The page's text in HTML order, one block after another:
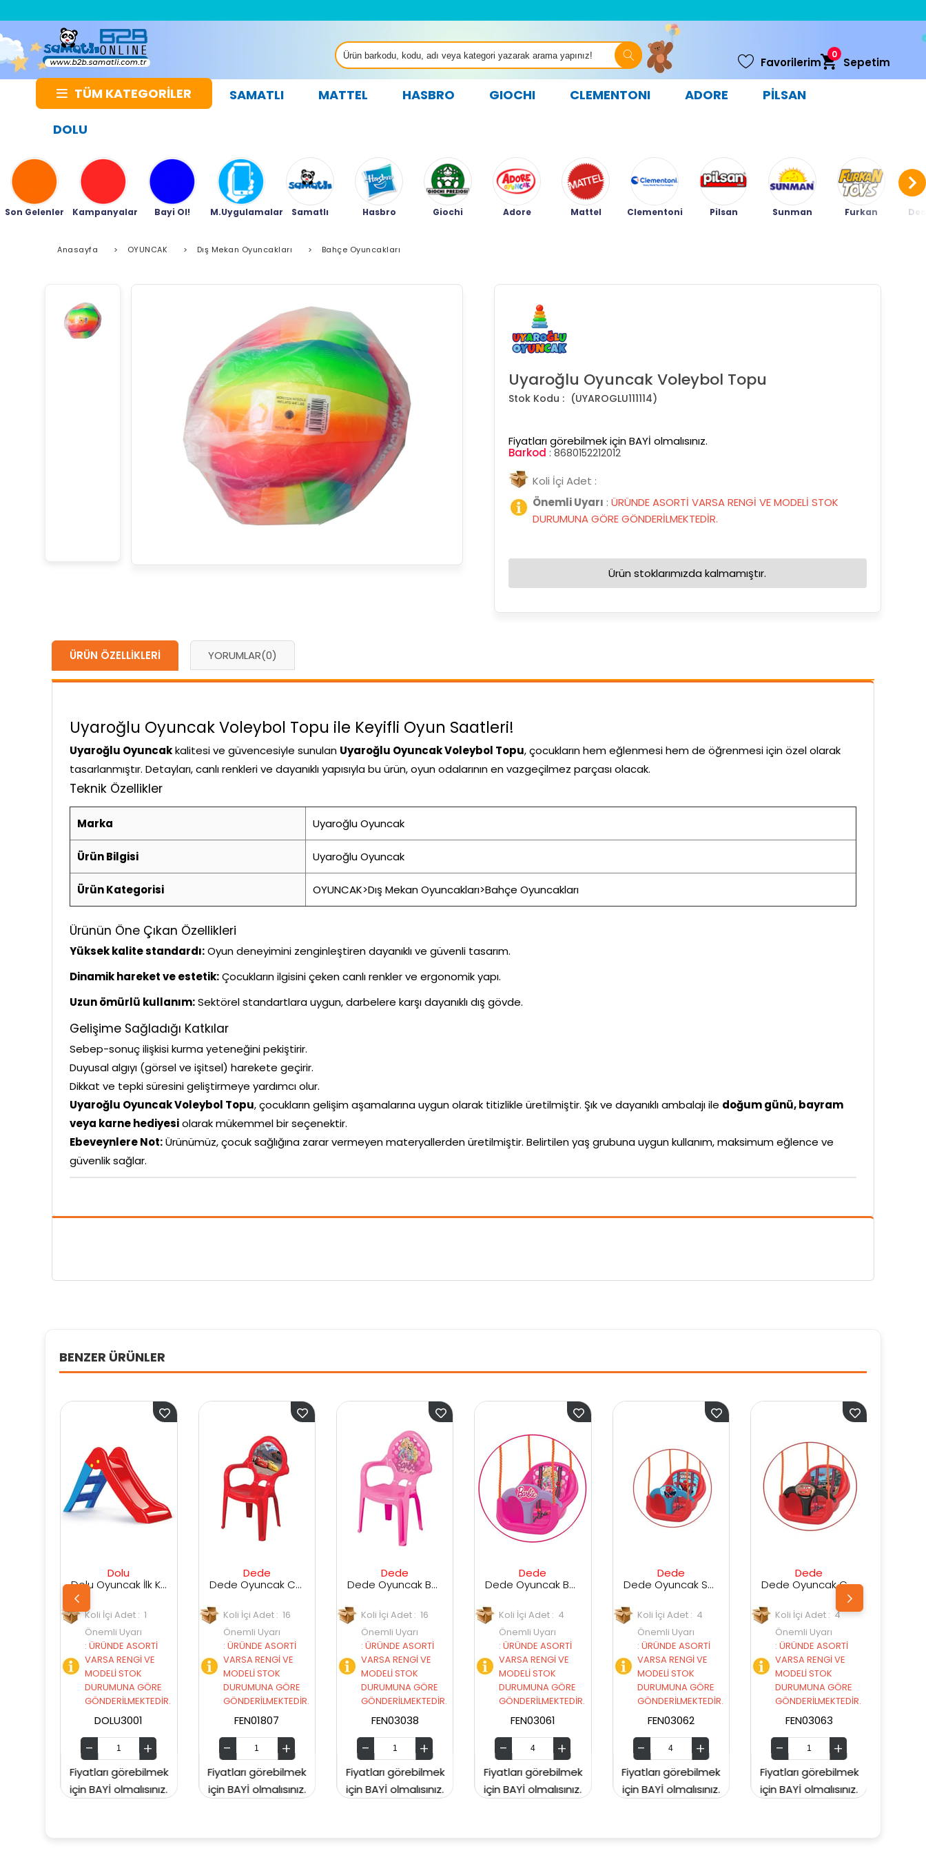
Sepetim
0
TÜM KATEGORİLER SAMATLI MATTEL HASBRO GIOCHI CLEMENTONI ADORE
PİLSAN
DOLU
Favorilerim
Son Gelenler Kampanyalar Bayi Ol! M.Uygulamalar Samatlı Hasbro Giochi Adore Mattel Clementoni Pilsan Sunman Furkan
Anasayfa > OYUNCAK > Dış Mekan Oyuncakları > Bahçe Oyuncakları
Uyaroğlu Oyuncak Voleybol Topu
(UYAROGLU111114)
Fiyatları görebilmek için BAYİ olmalısınız.
Barkod : 8680152212012
Koli İçi Adet :
Önemli Uyarı : ÜRÜNDE ASORTİ VARSA RENGİ VE MODELİ STOK
DURUMUNA GÖRE GÖNDERİLMEKTEDİR.
Ürün stoklarımızda kalmamıştır.
ÜRÜN ÖZELLIKLERI YORUMLAR(0)
Uyaroğlu Oyuncak Voleybol Topu ile Keyifli Oyun Saatleri!
Uyaroğlu Oyuncakkalitesi ve güvencesiyle sunulan Uyaroğlu Oyuncak Voleybol Topu, çocukların hem eğlenmesi hem de öğrenmesi için özel olarak
tasarlanmıştır. Detayları, canlı renkleri ve dayanıklı yapısıyla bu ürün, oyun odalarının en vazgeçilmez parçası olacak.
Teknik Özellikler
Marka Uyaroğlu Oyuncak
Ürün Bilgisi Uyaroğlu Oyuncak
Ürün Kategorisi OYUNCAK>Dış Mekan Oyuncakları>Bahçe Oyuncakları
Ürünün Öne Çıkan Özellikleri
Yüksek kalite standardı:Oyun deneyimini zenginleştiren dayanıklı ve güvenli tasarım.
Dinamik hareket ve estetik:Çocukların ilgisini çeken canlı renkler ve ergonomik yapı.
Uzun ömürlü kullanım:Sektörel standartlara uygun, darbelere karşı dayanıklı dış gövde.
Gelişime Sağladığı Katkılar
Sebep-sonuç ilişkisi kurma yeteneğini pekiştirir.
Duyusal algıyı (görsel ve işitsel) harekete geçirir.
Dikkat ve tepki süresini geliştirmeye yardımcı olur.
Uyaroğlu Oyuncak Voleybol Topu, çocukların gelişim aşamalarına uygun olarak titizlikle üretilmiştir. Şık ve dayanıklı ambalajı ile doğum günü, bayram
veya karne hediyesiolarak mükemmel bir seçenektir.
Ebeveynlere Not:Ürünümüz, çocuk sağlığına zarar vermeyen materyallerden üretilmiştir. Belirtilen yaş grubuna uygun kullanım, maksimum eğlence ve
güvenlik sağlar.
BENZER ÜRÜNLER
Dolu Oyuncak İlk Kaydırağım Katlanır Çocuk Kaydırak 3001
RENGİ VE
görebilmek
olmalısınız.
Dede Oyuncak Cars Çocuk Koltuğu
Koli İçi Adet : 16
Önemli Uyarı
:ÜRÜNDE ASORTİ
VARSA RENGİ VE
MODELİ STOK
DURUMUNA GÖRE
GÖNDERİLMEKTEDİR.
Fiyatları görebilmek
için BAYİ olmalısınız.
Koli İçi Adet : 16
Önemli Uyarı
:ÜRÜNDE ASORTİ
VARSA RENGİ VE
MODELİ STOK
DURUMUNA GÖRE
GÖNDERİLMEKTEDİR.
Fiyatları görebilmek
için BAYİ olmalısınız.
Koli İçi Adet : 4
Önemli Uyarı
:ÜRÜNDE ASORTİ
VARSA RENGİ VE
MODELİ STOK
DURUMUNA GÖRE
GÖNDERİLMEKTEDİR.
Fiyatları görebilmek
için BAYİ olmalısınız.
Koli İçi Adet : 4
Önemli Uyarı
:ÜRÜNDE ASORTİ
VARSA RENGİ VE
MODELİ STOK
DURUMUNA GÖRE
GÖNDERİLMEKTEDİR.
Fiyatları görebilmek
için BAYİ olmalısınız.
Dede Oyuncak Cars Salıncak
Koli İçi Adet : 4
Önemli Uyarı
:ÜRÜNDE ASORTİ
VARSA RENGİ VE
MODELİ STOK
DURUMUNA GÖRE
GÖNDERİLMEKTEDİR.
FEN03063
Fiyatları görebilmek
için BAYİ olmalısınız.
Koli İçi Adet : 12
Önemli Uyarı
:ÜRÜNDE ASORTİ
VARSA RENGİ VE
MODELİ STOK
DURUMUNA GÖRE
GÖNDERİLMEKTEDİR.
Fiyatları görebilmek
için BAYİ olmalısınız.